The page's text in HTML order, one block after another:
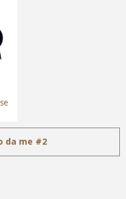
da me #2